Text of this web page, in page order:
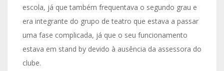
escola, já que também frequentava o segundo grau e
era integrante do grupo de teatro que estava a passar
uma fase complicada, já que o seu funcionamento
estava em stand by devido à ausência da assessora do
clube.